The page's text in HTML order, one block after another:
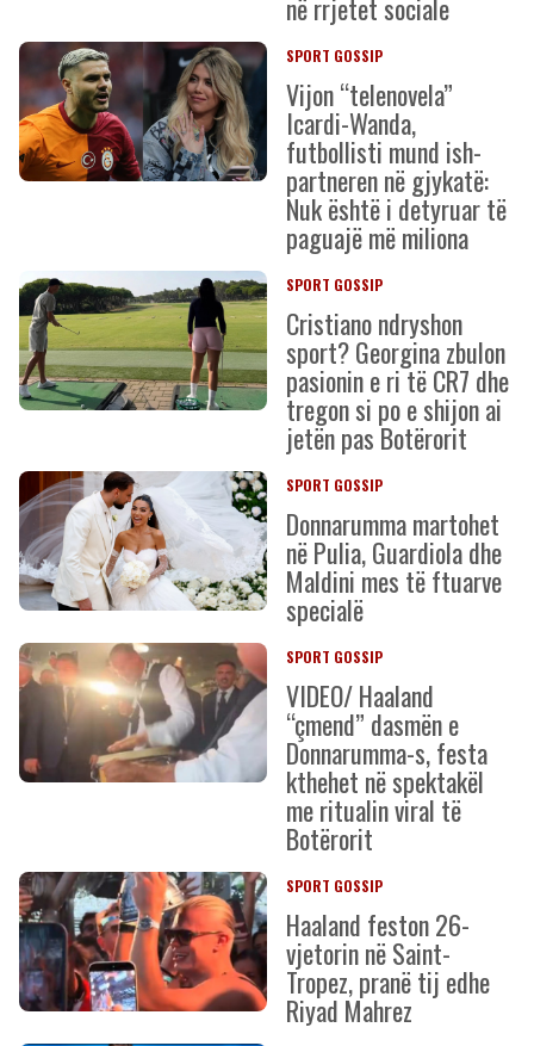
në rrjetet sociale
SPORT GOSSIP
Vijon “telenovela”
Icardi-Wanda,
futbollisti mund ish-
partneren në gjykatë:
Nuk është i detyruar të
paguajë më miliona
SPORT GOSSIP
Cristiano ndryshon
sport? Georgina zbulon
pasionin e ri të CR7 dhe
tregon si po e shijon ai
jetën pas Botërorit
SPORT GOSSIP
Donnarumma martohet
në Pulia, Guardiola dhe
Maldini mes të ftuarve
specialë
SPORT GOSSIP
VIDEO/ Haaland
“çmend” dasmën e
Donnarumma-s, festa
kthehet në spektakël
me ritualin viral të
Botërorit
SPORT GOSSIP
Haaland feston 26-
vjetorin në Saint-
Tropez, pranë tij edhe
Riyad Mahrez